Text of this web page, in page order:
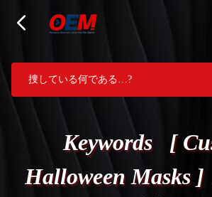
Keywords [
Halloween Masks